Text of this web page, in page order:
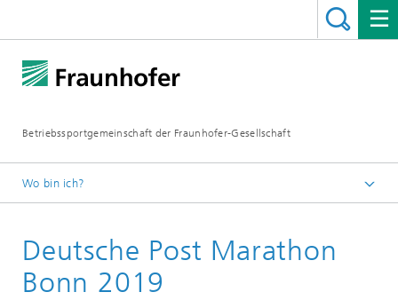
Betriebssportgemeinschaft der Fraunhofer-Gesellschaft
Wo bin ich?
Sportarten
Laufgruppe
Deutsche Post Marathon
Bonn 2019